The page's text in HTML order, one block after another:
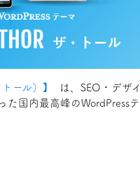
ール）】
は、SEO・デザイ
た国内最高峰のWordPressテ